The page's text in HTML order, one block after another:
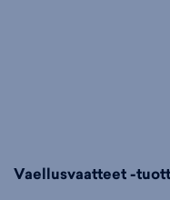
Vaellusvaatteet -